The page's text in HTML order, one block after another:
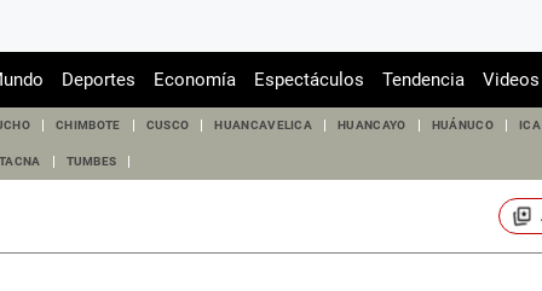
Deportes Economía Espectáculos Tendencia Videos
CHIMBOTE CUSCO HUANCAVELICA HUANCAYO HUÁNUCO ICA
TUMBES